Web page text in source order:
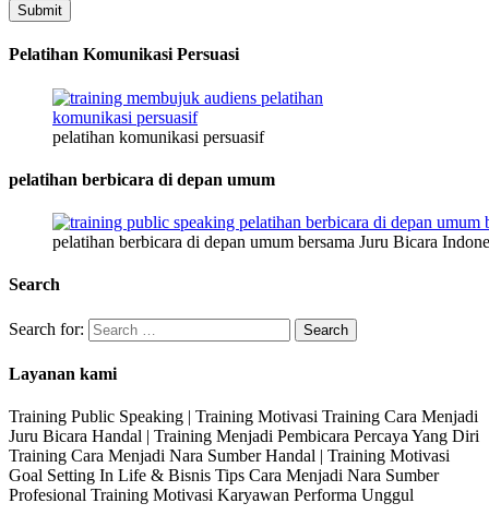
Submit
Pelatihan Komunikasi Persuasi
pelatihan komunikasi persuasif
pelatihan berbicara di depan umum
pelatihan berbicara di depan umum bersama Juru Bicara
Search
Search for:
Layanan kami
Training Public Speaking | Training Motivasi Training Cara Menjadi
Juru Bicara Handal | Training Menjadi Pembicara Percaya Yang Diri
Training Cara Menjadi Nara Sumber Handal | Training Motivasi
Goal Setting In Life & Bisnis Tips Cara Menjadi Nara Sumber
Profesional Training Motivasi Karyawan Performa Unggul